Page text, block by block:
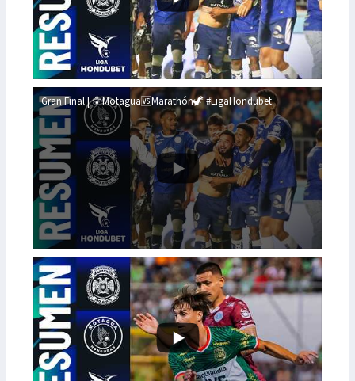
Gran Final | 🦅Motagua🆚Marathón🦖 #LigaHondubet